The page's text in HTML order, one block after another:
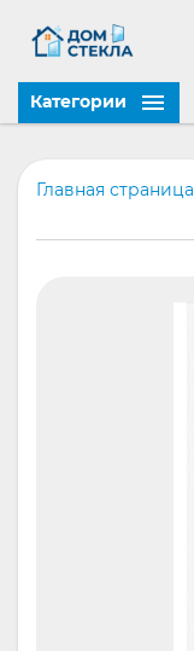
Категории
Главная страница